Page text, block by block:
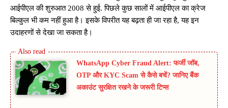
आईपीएल की शुरुआत 2008 से हुई. पिछले कुछ सालों में आईपीएल का क्रेज
बिल्कुल भी कम नहीं हुआ है। इसके विपरीत यह बढ़ता ही जा रहा है, यह इन
उदाहरणों से देखा जा सकता है।
WhatsApp Cyber Fraud Alert: फर्जी जॉब,
OTP और KYC Scam से कैसे बचें? जानिए बैंक
अकाउंट सुरक्षित रखने के जरूरी टिप्स